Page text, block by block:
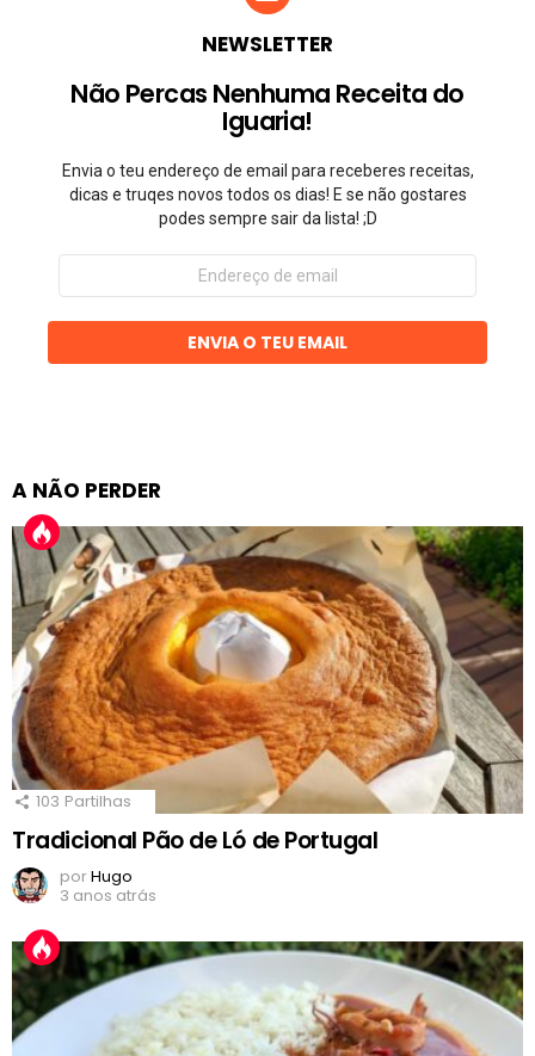
NEWSLETTER
Não Percas Nenhuma Receita do
Iguaria!
Envia o teu endereço de email para receberes receitas,
dicas e truqes novos todos os dias! E se não gostares
podes sempre sair da lista! ;D
Endereço
email
ENVIA O TEU EMAIL
A NÃO PERDER
103 Partilhas
Tradicional Pão de Ló de Portugal
porHugo
3 anos atrás